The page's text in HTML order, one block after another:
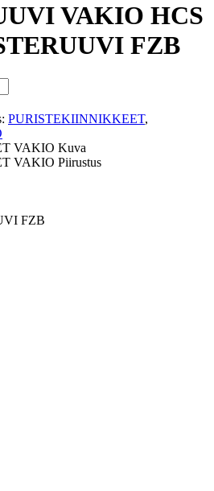
VAKIO HCS
FZB
PURISTEKIINNIKKEET,
FZB